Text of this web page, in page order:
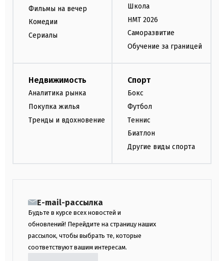
Фильмы на вечер
Комедии
Сериалы
Школа
НМТ 2026
Саморазвитие
Обучение за границей
Недвижимость
Аналитика рынка
Покупка жилья
Тренды и вдохновение
Спорт
Бокс
Футбол
Теннис
Биатлон
Другие виды спорта
E-mail-рассылка
Будьте в курсе всех новостей и
обновлений! Перейдите на страницу наших
рассылок, чтобы выбрать те, которые
соответствуют вашим интересам.